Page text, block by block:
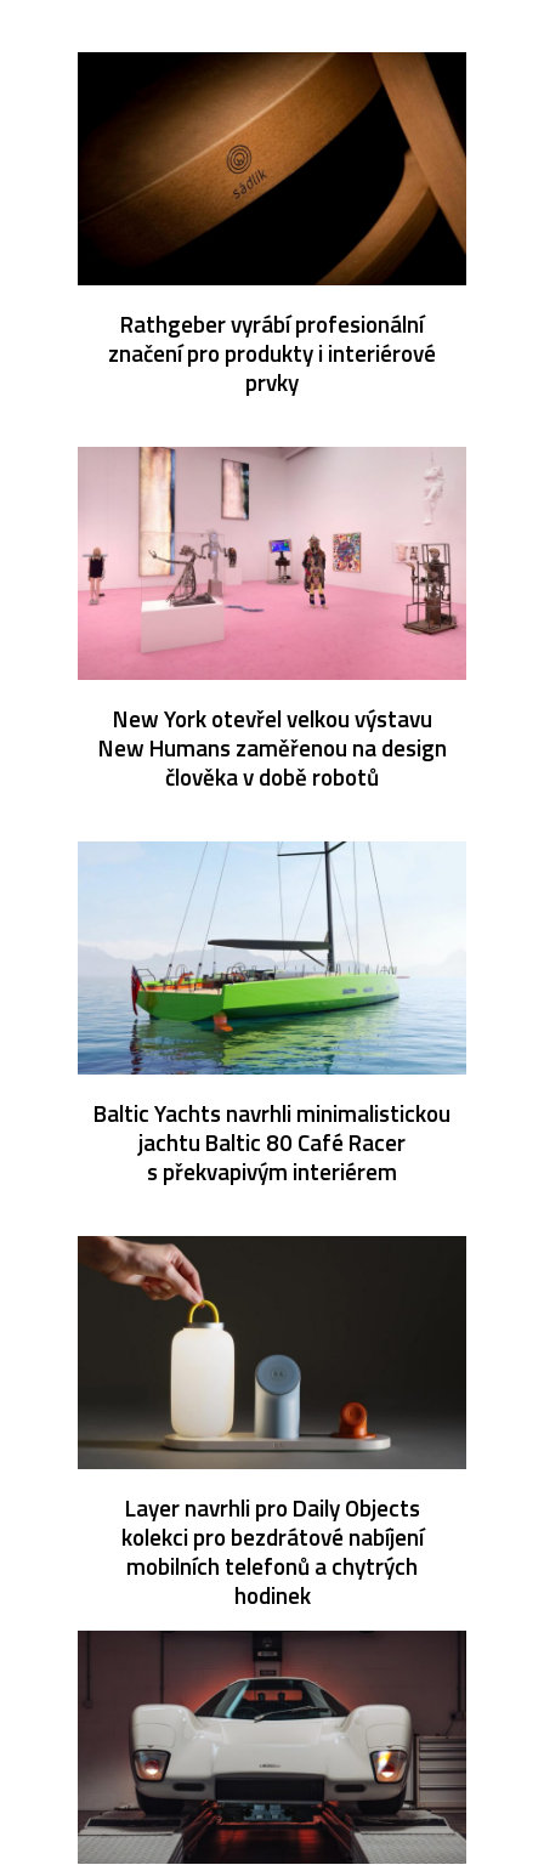
Rathgeber vyrábí profesionální
značení pro produkty i interiérové
prvky
New York otevřel velkou výstavu
New Humans zaměřenou na design
člověka v době robotů
Baltic Yachts navrhli minimalistickou
jachtu Baltic 80 Café Racer
s překvapivým interiérem
Layer navrhli pro Daily Objects
kolekci pro bezdrátové nabíjení
mobilních telefonů a chytrých
hodinek